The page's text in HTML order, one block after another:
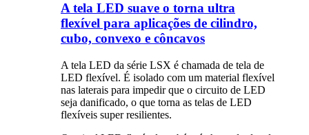
A tela LED suave o torna ultra
flexível para aplicações de cilindro,
cubo, convexo e côncavos
A tela LED da série LSX é chamada de tela de
LED flexível. É isolado com um material flexível
nas laterais para impedir que o circuito de LED
seja danificado, o que torna as telas de LED
flexíveis super resilientes.